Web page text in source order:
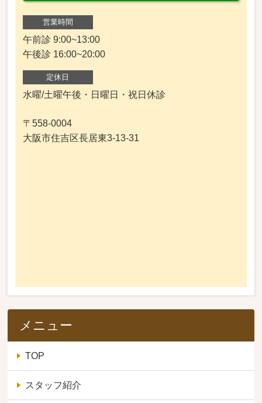
営業時間
午前診 9:00~13:00
午後診 16:00~20:00
定休日
水曜/土曜午後・日曜日・祝日休診
〒558-0004
大阪市住吉区長居東3-13-31
メニュー
TOP
スタッフ紹介